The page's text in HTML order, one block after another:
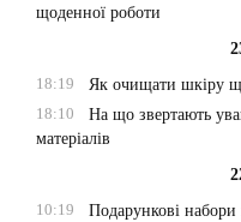
щоденної роботи
18:19
Як очищати шкіру
18:10
На що звертають
матеріалів
10:19
Подарункові набори